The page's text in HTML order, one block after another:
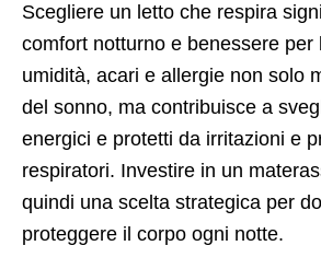
Scegliere un letto che respira
comfort notturno e benessere per
umidità, acari e allergie non solo
del sonno, ma contribuisce a
energici e protetti da irritazioni e
respiratori. Investire in un
quindi una scelta strategica per
proteggere il corpo ogni notte.